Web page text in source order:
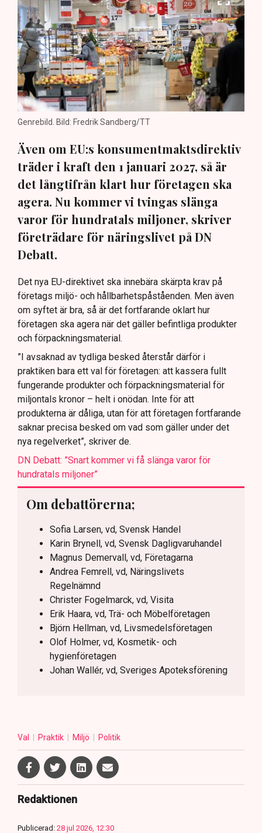
Genrebild. Bild: Fredrik Sandberg/TT
Även om EU:s konsumentmaktsdirektiv
träder i kraft den 1 januari 2027, så är
det långtifrån klart hur företagen ska
agera. Nu kommer vi tvingas slänga
varor för hundratals miljoner, skriver
företrädare för näringslivet på DN
Debatt.
Det nya EU-direktivet ska innebära skärpta krav på
företags miljö- och hållbarhetspåståenden. Men även
om syftet är bra, så är det fortfarande oklart hur
företagen ska agera när det gäller befintliga produkter
och förpackningsmaterial.
”I avsaknad av tydliga besked återstår därför i
praktiken bara ett val för företagen: att kassera fullt
fungerande produkter och förpackningsmaterial för
miljontals kronor – helt i onödan. Inte för att
produkterna är dåliga, utan för att företagen fortfarande
saknar precisa besked om vad som gäller under det
nya regelverket”, skriver de.
DN Debatt: ”Snart kommer vi få slänga varor för
hundratals miljoner”
Om debattörerna;
Sofia Larsen, vd, Svensk Handel
Karin Brynell, vd, Svensk Dagligvaruhandel
Magnus Demervall, vd, Företagarna
Andrea Femrell, vd, Näringslivets
Regelnämnd
Christer Fogelmarck, vd, Visita
Erik Haara, vd, Trä- och Möbelföretagen
Björn Hellman, vd, Livsmedelsföretagen
Olof Holmer, vd, Kosmetik- och
hygienföretagen
Johan Wallér, vd, Sveriges Apoteksförening
Val Praktik Miljö Politik
Redaktionen
Publicerad: 28 jul 2026, 12:30